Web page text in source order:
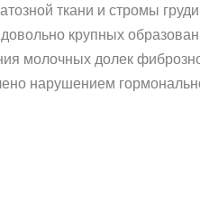
ткани и стромы
крупных
молочных долек
нарушением